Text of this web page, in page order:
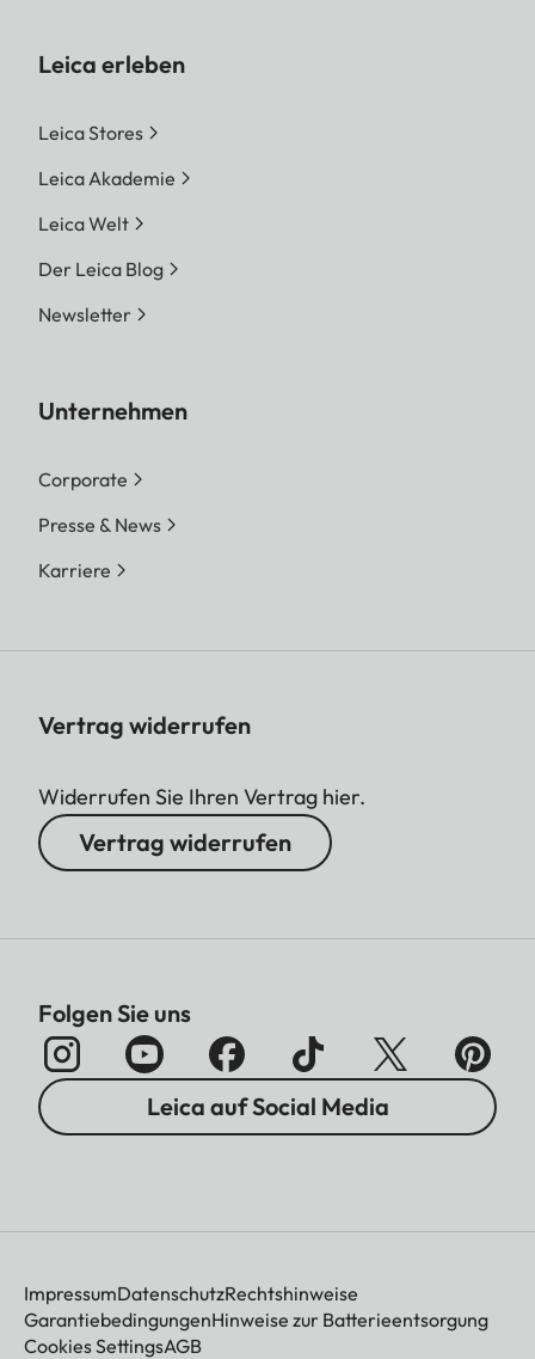
Leica erleben
Leica Stores
Leica Akademie
Leica Welt
Der Leica Blog
Newsletter
Unternehmen
Corporate
Presse & News
Karriere
Vertrag widerrufen
Widerrufen Sie Ihren Vertrag hier.
Vertrag widerrufen
Folgen Sie uns
Leica auf Social Media
ImpressumDatenschutzRechtshinweise
GarantiebedingungenHinweise zur Batterieentsorgung
Cookies SettingsAGB